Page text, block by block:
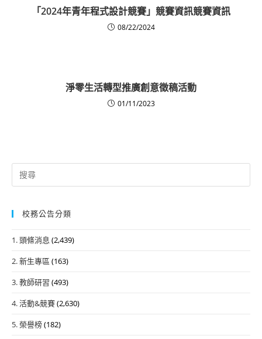
「2024年青年程式設計競賽」競賽資訊競賽資訊
08/22/2024
淨零生活轉型推廣創意徵稿活動
01/11/2023
Search
for:
校務公告分類
1. 頭條消息 (2,439)
2. 新生專區 (163)
3. 教師研習 (493)
4. 活動&競賽(2,630)
5. 榮譽榜(182)